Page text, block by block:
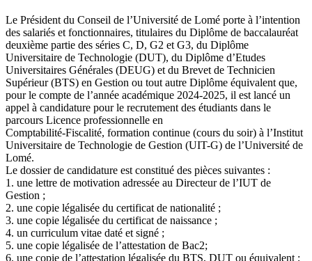
Le Président du Conseil de l’Université de Lomé porte à l’intention
des salariés et fonctionnaires, titulaires du Diplôme de baccalauréat
deuxième partie des séries C, D, G2 et G3, du Diplôme
Universitaire de Technologie (DUT), du Diplôme d’Etudes
Universitaires Générales (DEUG) et du Brevet de Technicien
Supérieur (BTS) en Gestion ou tout autre Diplôme équivalent que,
pour le compte de l’année académique 2024-2025, il est lancé un
appel à candidature pour le recrutement des étudiants dans le
parcours Licence professionnelle en
Comptabilité-Fiscalité, formation continue (cours du soir) à l’Institut
Universitaire de Technologie de Gestion (UIT-G) de l’Université de
Lomé.
Le dossier de candidature est constitué des pièces suivantes :
1. une lettre de motivation adressée au Directeur de l’IUT de
Gestion ;
2. une copie légalisée du certificat de nationalité ;
3. une copie légalisée du certificat de naissance ;
4. un curriculum vitae daté et signé ;
5. une copie légalisée de l’attestation de Bac2;
6. une copie de l’attestation légalisée du BTS, DUT ou équivalent ;